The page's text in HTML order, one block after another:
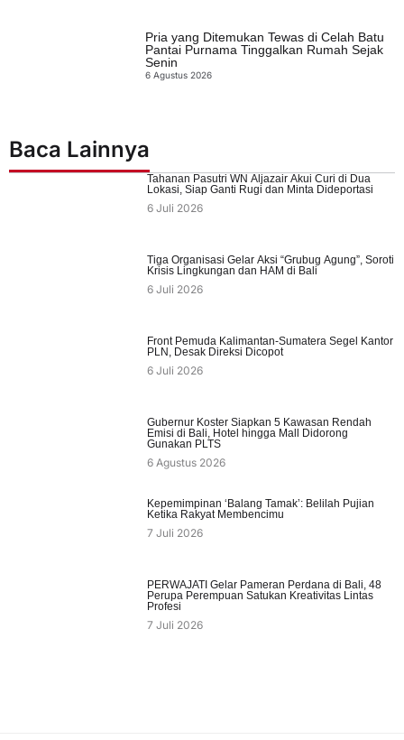
Pria yang Ditemukan Tewas di Celah Batu
Pantai Purnama Tinggalkan Rumah Sejak
Senin
6 Agustus 2026
Baca Lainnya
Tahanan Pasutri WN Aljazair Akui Curi di Dua
Lokasi, Siap Ganti Rugi dan Minta Dideportasi
6 Juli 2026
Tiga Organisasi Gelar Aksi “Grubug Agung”, Soroti
Krisis Lingkungan dan HAM di Bali
6 Juli 2026
Front Pemuda Kalimantan-Sumatera Segel Kantor
PLN, Desak Direksi Dicopot
6 Juli 2026
Gubernur Koster Siapkan 5 Kawasan Rendah
Emisi di Bali, Hotel hingga Mall Didorong
Gunakan PLTS
6 Agustus 2026
Kepemimpinan ‘Balang Tamak’: Belilah Pujian
Ketika Rakyat Membencimu
7 Juli 2026
PERWAJATI Gelar Pameran Perdana di Bali, 48
Perupa Perempuan Satukan Kreativitas Lintas
Profesi
7 Juli 2026